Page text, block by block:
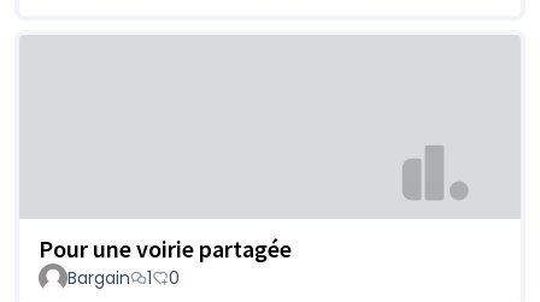
Pour une voirie partagée
Bargain 1 0